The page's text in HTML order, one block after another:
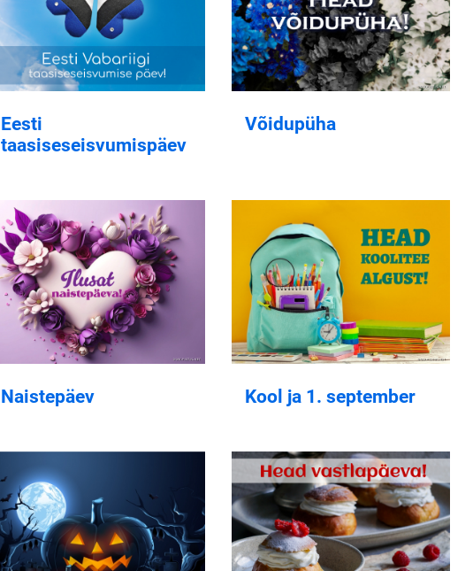
Eesti
taasiseseisvumispäev
Võidupüha
Naistepäev Kool ja 1. september